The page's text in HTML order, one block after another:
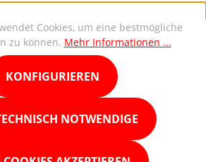
Cookies, um eine bestmögliche
zu können. Mehr Informationen ...
NOTWENDIGE
KONFIGURIEREN